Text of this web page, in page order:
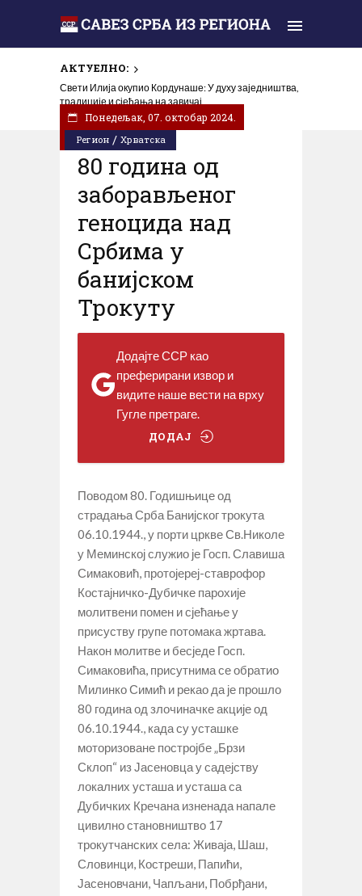
АКТУЕЛНО:
Свети Илија окупио Кордунаше: У духу заједништва,
традиције и сјећања на завичај
„Олуја је погром“: Сећање које не сме да утихне
Регион / Хрватска
Понедељак, 07. октобар 2024.
80 година од
заборављеног
геноцида над
Србима у
банијском
Трокуту
Додајте ССР као
преферирани извор и
видите наше вести на врху
Гугле претраге.
ДОДАЈ
Поводом 80. Годишњице од
страдања Срба Банијског трокута
06.10.1944., у порти цркве Св.Николе
у Меминској служио је Госп. Славиша
Симаковић, протојереј-ставрофор
Костајничко-Дубичке парохије
молитвени помен и сјећање у
присуству групе потомака жртава.
Након молитве и бесједе Госп.
Симаковића, присутнима се обратио
Милинко Симић и рекао да је прошло
80 година од злочиначке акције од
06.10.1944., када су усташке
моторизоване постројбе „Брзи
Склоп“ из Јасеновца у садејству
локалних усташа и усташа са
Дубичких Кречана изненада напале
цивилно становништво 17
трокутчанских села: Живаја, Шаш,
Словинци, Костреши, Папићи,
Јасеновчани, Чапљани, Побрђани,